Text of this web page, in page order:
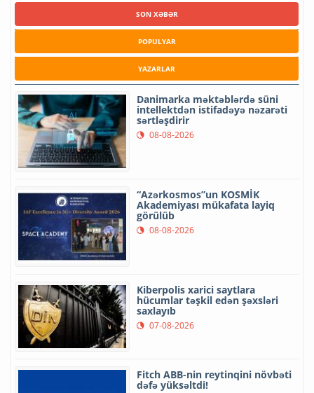
SON XƏBƏR
POPULYAR
YAZARLAR
Danimarka məktəblərdə süni
intellektdən istifadəyə nəzarəti
sərtləşdirir
08-08-2026
“Azərkosmos”un KOSMİK
Akademiyası mükafata layiq
görülüb
08-08-2026
Kiberpolis xarici saytlara
hücumlar təşkil edən şəxsləri
saxlayıb
07-08-2026
Fitch ABB-nin reytinqini növbəti
dəfə yüksəltdi!